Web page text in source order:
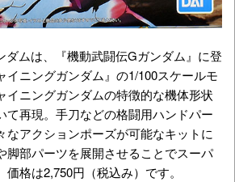
ダムは、『機動武闘伝Gガンダム』に登
イニングガンダム』の1/100スケールモ
イニングガンダムの特徴的な機体形状
て再現。手刀などの格闘用ハンドパー
なアクションポーズが可能なキットに
脚部パーツを展開させることでスーパ
格は2,750円（税込み）です。